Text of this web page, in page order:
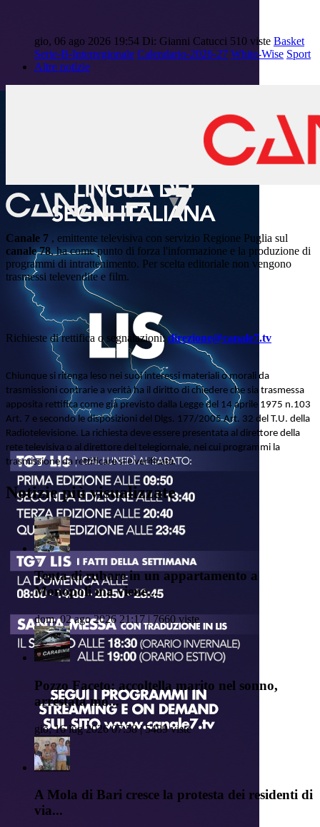
gio, 06 ago 2026 19:54 Di: Gianni Catucci 510 viste Basket
Serie-B-Interregionale Calendario-2026-27 White-Wise Sport
Altre notizie
Canale 7 , emittente televisiva con servizio Regione Puglia sul
canale 78, ha come punto di forza l'informazione e la produzione di
programmi di intrattenimento. Per scelta editoriale non vengono
trasmessi televendite e film.
Richieste di rettifica o segnalazioni: direzione@canale7.tv
Chiunque si ritenga leso nei suoi interessi materiali o morali da
trasmissioni contrarie a verità ha il diritto di chiedere che sia trasmessa
apposita rettifica come già previsto dalla Legge del 14 aprile 1975 n.103
Art. 7 e secondo le disposizioni del Dlgs. 177/2005 Art. 32 del T.U. della
Radiotelevisione. La richiesta deve essere presentata al direttore della
rete televisiva o al direttore del telegiornale, nei cui programmi la
trasmissione da rettificare si è verificata.
Notizie più visualizzate
Tenta di rubare in un appartamento a
Monopoli ma viene...
dom, 02 ago 2026 21:17 | 7660 viste
Pozzo Faceto: accoltella marito nel sonno,
arrestata mo...
gio, 16 lug 2026 07:58 | 5489 viste
A Mola di Bari cresce la protesta dei residenti di
via...